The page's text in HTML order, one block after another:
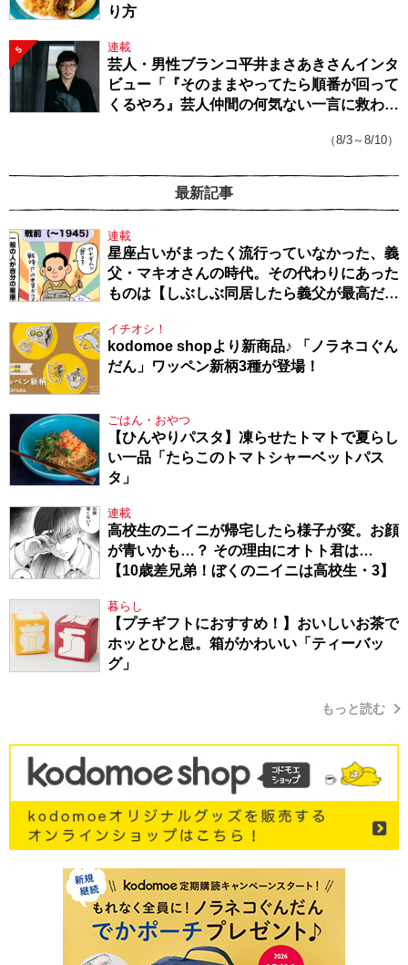
り方
5 連載
芸人・男性ブランコ平井まさあきさんインタ
ビュー「『そのままやってたら順番が回って
くるやろ』芸人仲間の何気ない一言に救われ
（8/3～8/10）
最新記事
連載
星座占いがまったく流行っていなかった、義
父・マキオさんの時代。その代わりにあった
ものは【しぶしぶ同居したら義父が最高だっ
イチオシ！
kodomoe shopより新商品♪ 「ノラネコぐん
だん」ワッペン新柄3種が登場！
ごはん・おやつ
【ひんやりパスタ】凍らせたトマトで夏らし
い一品「たらこのトマトシャーベットパス
タ」
連載
高校生のニイニが帰宅したら様子が変。お顔
が青いかも…？ その理由にオトト君は…
【10歳差兄弟！ぼくのニイニは高校生・3】
暮らし
【プチギフトにおすすめ！】おいしいお茶で
ホッとひと息。箱がかわいい「ティーバッ
グ」
もっと読む